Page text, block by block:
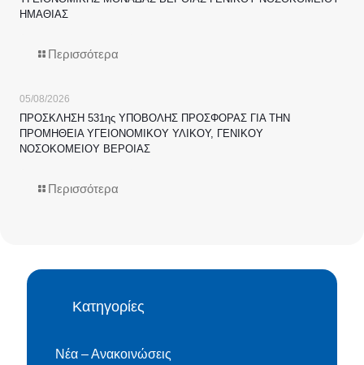
ΗΜΑΘΙΑΣ
Περισσότερα
05/08/2026
ΠΡΟΣΚΛΗΣΗ 531ης ΥΠΟΒΟΛΗΣ ΠΡΟΣΦΟΡΑΣ ΓΙΑ ΤΗΝ
ΠΡΟΜΗΘΕΙΑ ΥΓΕΙΟΝΟΜΙΚΟΥ ΥΛΙΚΟΥ, ΓΕΝΙΚΟΥ
ΝΟΣΟΚΟΜΕΙΟΥ ΒΕΡΟΙΑΣ
Περισσότερα
Κατηγορίες
Νέα – Ανακοινώσεις